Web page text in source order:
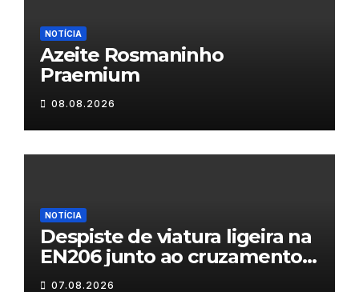
NOTÍCIA
Azeite Rosmaninho
Praemium
08.08.2026
NOTÍCIA
Despiste de viatura ligeira na
EN206 junto ao cruzamento
Fornos do Pinhal
07.08.2026